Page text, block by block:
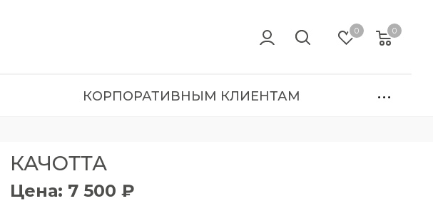
0 0
КОРПОРАТИВНЫМ КЛИЕНТАМ
КАЧОТТА
Цена: 7 500 ₽